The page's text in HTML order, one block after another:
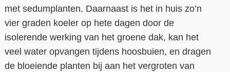
met sedumplanten. Daarnaast is het in huis zo’n
vier graden koeler op hete dagen door de
isolerende werking van het groene dak, kan het
veel water opvangen tijdens hoosbuien, en dragen
de bloeiende planten bij aan het vergroten van